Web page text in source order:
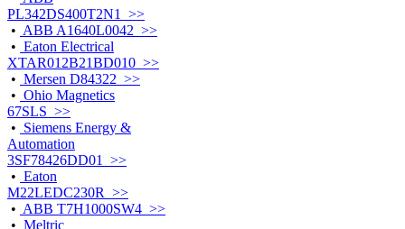
PL342DS400T2N1 >>
• ABB A1640L0042 >>
• Eaton Electrical
XTAR012B21BD010 >>
• Mersen D84322 >>
• Ohio Magnetics
67SLS >>
• Siemens Energy &
Automation
3SF78426DD01 >>
• Eaton
M22LEDC230R >>
• ABB T7H1000SW4 >>
• Meltric